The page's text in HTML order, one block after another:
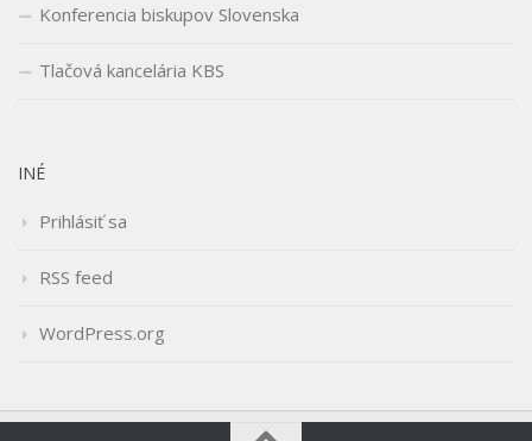
Konferencia biskupov Slovenska
Tlačová kancelária KBS
INÉ
Prihlásiť sa
RSS feed
WordPress.org